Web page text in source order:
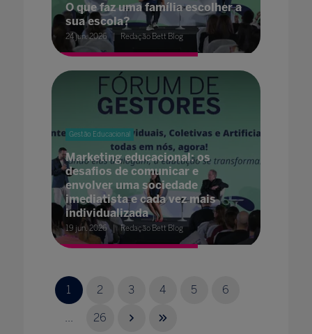
O que faz uma família escolher a
sua escola?
24 jun. 2026 Redação Bett Blog
Gestão Educacional
Marketing educacional: os
desafios de comunicar e
envolver uma sociedade
imediatista e cada vez mais
individualizada
19 jun. 2026 Redação Bett Blog
1 2 3 4 5 6
... 26